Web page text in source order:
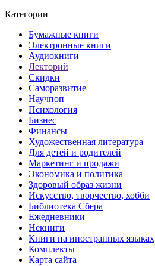
Категории
Бумажные книги
Электронные книги
Аудиокниги
Лекторий
Скидки
Саморазвитие
Научпоп
Психология
Бизнес
Финансы
Художественная литература
Для детей и родителей
Маркетинг и продажи
Экономика и политика
Здоровый образ жизни
Искусство, творчество, хобби
Библиотека Сбера
Ежедневники
Некниги
Книги на иностранных языках
Комплекты
Карта сайта